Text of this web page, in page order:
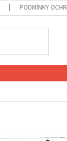
PODMÍNKY